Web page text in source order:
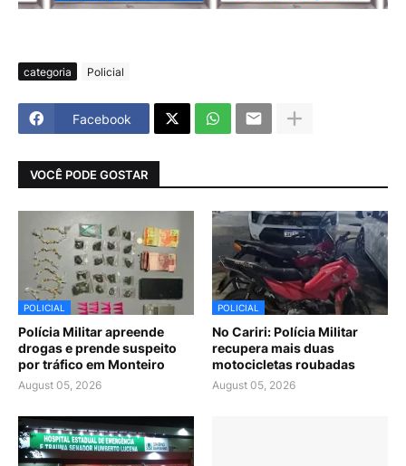
categoria Policial
Facebook
VOCÊ PODE GOSTAR
POLICIAL
Polícia Militar apreende
drogas e prende suspeito
por tráfico em Monteiro
August 05, 2026
POLICIAL
No Cariri: Polícia Militar
recupera mais duas
motocicletas roubadas
August 05, 2026